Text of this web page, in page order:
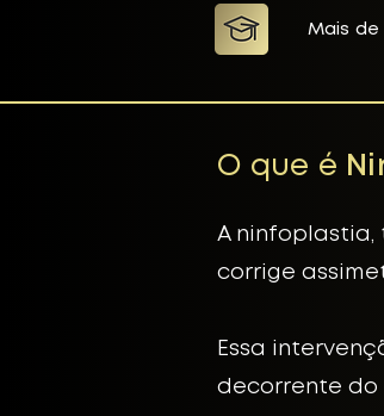
Mais de
O que é
A
corrige
Essa
decorrente do